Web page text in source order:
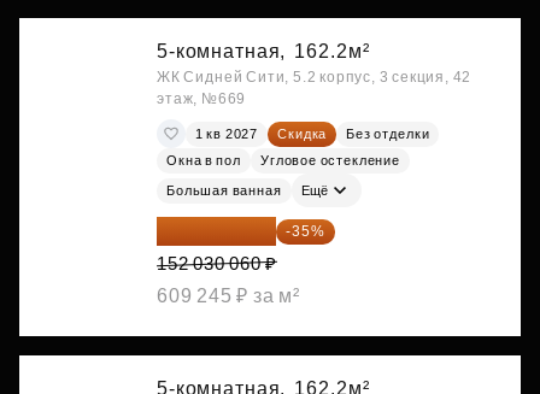
5-комнатная, 162.2м²
ЖК Сидней Сити, 5.2 корпус, 3 секция, 42
этаж, №669
1 кв 2027 Скидка
Без отделки
Окна в пол
Угловое остекление
Большая ванная Ещё
98 819 539 ₽ -35%
152 030 060 ₽
609 245 ₽ за м²
5-комнатная, 162.2м²